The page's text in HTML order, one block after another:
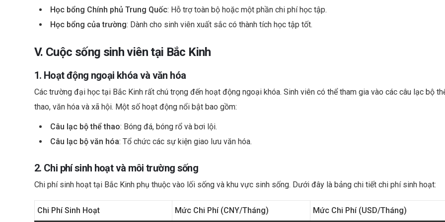
Học bổng Chính phủ Trung Quốc: Hỗ trợ toàn bộ hoặc một phần chi phí học tập.
Học bổng của trường: Dành cho sinh viên xuất sắc có thành tích học tập tốt.
V. Cuộc sống sinh viên tại Bắc Kinh
1. Hoạt động ngoại khóa và văn hóa
Các trường đại học tại Bắc Kinh rất chú trọng đến hoạt động ngoại khóa. Sinh viên có thể tham gia vào các câu lạc bộ
thao, văn hóa và xã hội. Một số hoạt động nổi bật bao gồm:
Câu lạc bộ thể thao: Bóng đá, bóng rổ và bơi lội.
Câu lạc bộ văn hóa: Tổ chức các sự kiện giao lưu văn hóa.
2. Chi phí sinh hoạt và môi trường sống
Chi phí sinh hoạt tại Bắc Kinh phụ thuộc vào lối sống và khu vực sinh sống. Dưới đây là bảng chi tiết chi phí sinh hoạt:
Chi Phí Sinh Hoạt Mức Chi Phí (CNY/tháng) Mức Chi Phí (USD/tháng)